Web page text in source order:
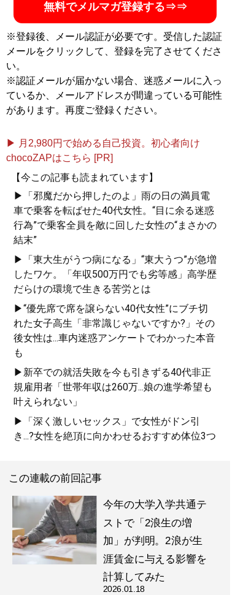
無料でメルマガ登録する⇒⇒
※登録後、メール認証が必要です。受信した認証
メールをクリックして、登録を完了させてくださ
い。
※認証メールが届かない場合、迷惑メールに入っ
ているか、メールアドレスが間違っている可能性
があります。再度ご登録ください。
▶ 月2,980円で始める自己投資。初心者向け
chocoZAPはこちら [PR]
【今この記事も読まれています】
▶「邪魔だから押したのよ」雨の日の満員電
車で乗客を転ばせた40代女性。“目に余る迷惑
行為”で乗客全員を敵に回した女性の“まさかの
結末”
▶「東大生がうつ病になる」“東大うつ”が急増
したワケ。「年収500万円でも劣等感」高学歴
だらけの環境で生きる苦労とは
▶“優先席で席を譲らない40代女性”にブチ切
れた女子高生「非常識じゃないですか?」その
後女性は...車内迷惑アンケートでわかった本音
も
▶新卒での就活失敗を今も引きずる40代非正
規雇用者「世帯年収は260万...娘の進学希望も
叶えられない」
▶「深く激しいセックス」で女性がドン引
き...?女性を絶頂に向かわせるおすすめ体位3つ
この連載の前回記事
今年の大学入学共通テ
ストで「2浪生の増
加」が判明。2浪が生
涯賃金に与える影響を
計算してみた
2026.01.18